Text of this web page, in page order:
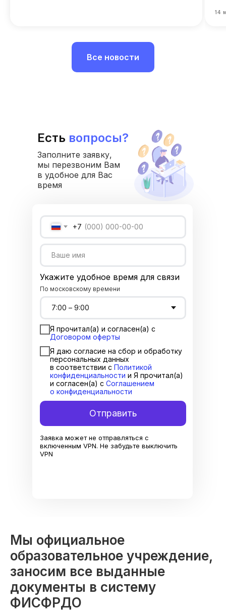
14
Все новости
+7
Укажите удобное время для связи
По московскому времени
Я прочитал(а) и согласен(а) с
Договором оферты
Я даю согласие на сбор и обработку
персональных данных
в соответствии с Политикой
конфиденциальности и Я прочитал(а)
и согласен(а) с Соглашением
о конфиденциальности
Отправить
Заявка может не отправляться с
включенным VPN. Не забудьте выключить
VPN
Есть вопросы?
Заполните заявку,
мы перезвоним Вам
в удобное для Вас
время
Мы официальное
образовательное учреждение,
заносим все выданные
документы в систему
ФИСФРДО